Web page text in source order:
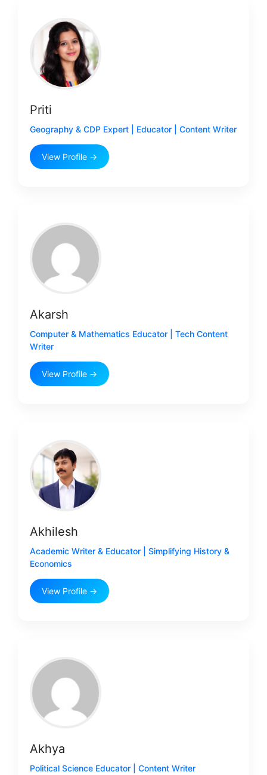
Priti
Geography & CDP Expert | Educator | Content Writer
View Profile →
Akarsh
Computer & Mathematics Educator | Tech Content
Writer
View Profile →
Akhilesh
Academic Writer & Educator | Simplifying History &
Economics
View Profile →
Akhya
Political Science Educator | Content Writer